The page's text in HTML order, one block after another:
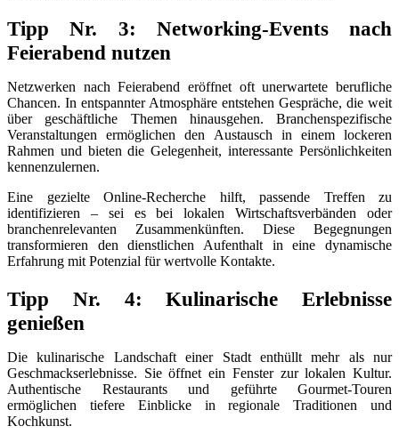
Tipp Nr. 3: Networking-Events nach
Feierabend nutzen
Netzwerken nach Feierabend eröffnet oft unerwartete berufliche
Chancen. In entspannter Atmosphäre entstehen Gespräche, die weit
über geschäftliche Themen hinausgehen. Branchenspezifische
Veranstaltungen ermöglichen den Austausch in einem lockeren
Rahmen und bieten die Gelegenheit, interessante Persönlichkeiten
kennenzulernen.
Eine gezielte Online-Recherche hilft, passende Treffen zu
identifizieren – sei es bei lokalen Wirtschaftsverbänden oder
branchenrelevanten Zusammenkünften. Diese Begegnungen
transformieren den dienstlichen Aufenthalt in eine dynamische
Erfahrung mit Potenzial für wertvolle Kontakte.
Tipp Nr. 4: Kulinarische Erlebnisse
genießen
Die kulinarische Landschaft einer Stadt enthüllt mehr als nur
Geschmackserlebnisse. Sie öffnet ein Fenster zur lokalen Kultur.
Authentische Restaurants und geführte Gourmet-Touren
ermöglichen tiefere Einblicke in regionale Traditionen und
Kochkunst.